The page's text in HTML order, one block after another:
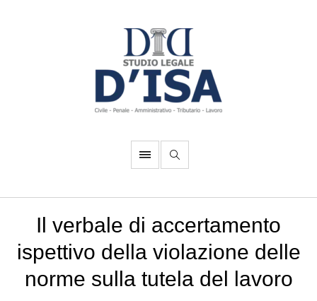
Il verbale di accertamento
ispettivo della violazione delle
norme sulla tutela del lavoro